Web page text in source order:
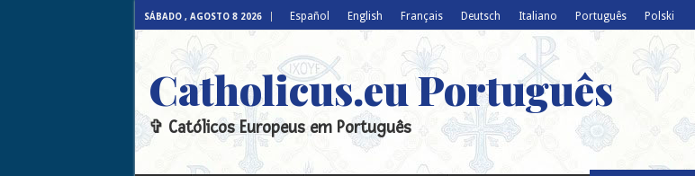
SÁBADO , AGOSTO 8 2026 Español English Français Deutsch Italiano Português Polski
Catholicus.eu Português
✞ Católicos Europeus em Português